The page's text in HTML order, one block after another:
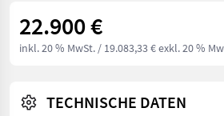
22.900 €
inkl. 20 % MwSt. / 19.083,33 € exkl. 20 %
TECHNISCHE DATEN